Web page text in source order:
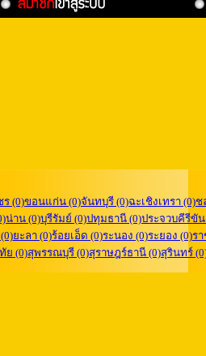
(0)ขอนแก่น (0)จันทบุรี (0)ฉะเชิงเทรา (0)ช
น่าน (0)บุรีรัมย์ (0)ปทุมธานี (0)ประจวบคีรีขัน
ยะลา (0)ร้อยเอ็ด (0)ระนอง (0)ระยอง (0)รา
ย (0)สุพรรณบุรี (0)สุราษฎร์ธานี (0)สุรินทร์